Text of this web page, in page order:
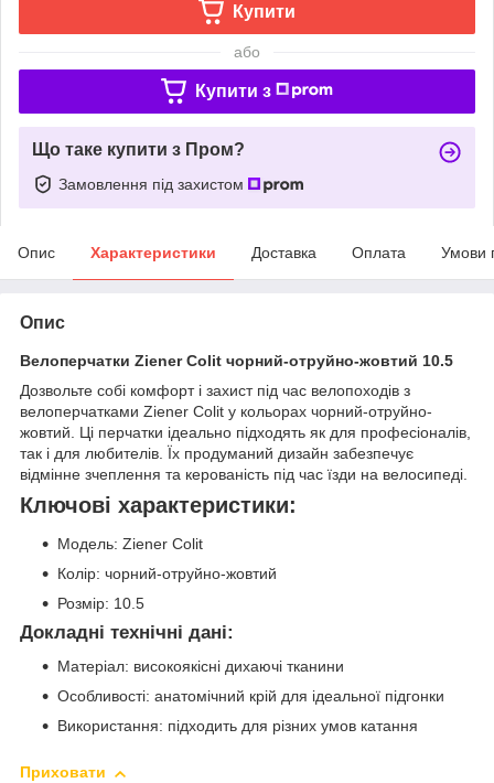
Купити
або
Купити з
Що таке купити з Пром?
Замовлення під захистом
Опис Характеристики Доставка Оплата Умови
Опис
Велоперчатки Ziener Colit чорний-отруйно-жовтий 10.5
Дозвольте собі комфорт і захист під час велопоходів з
велоперчатками Ziener Colit у кольорах чорний-отруйно-
жовтий. Ці перчатки ідеально підходять як для професіоналів,
так і для любителів. Їх продуманий дизайн забезпечує
відмінне зчеплення та керованість під час їзди на велосипеді.
Ключові характеристики:
Модель: Ziener Colit
Колір: чорний-отруйно-жовтий
Розмір: 10.5
Докладні технічні дані:
Матеріал: високоякісні дихаючі тканини
Особливості: анатомічний крій для ідеальної підгонки
Використання: підходить для різних умов катання
Приховати